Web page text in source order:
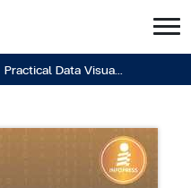
Practical Data Visua...